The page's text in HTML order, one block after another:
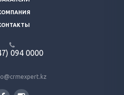
094 0000